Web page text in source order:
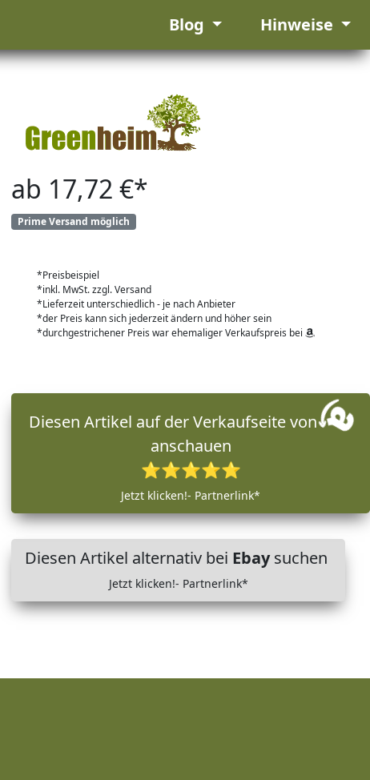
Blog Hinweise
ab 17,72 €*
Prime Versand möglich
*Preisbeispiel
*inkl. MwSt. zzgl. Versand
*Lieferzeit unterschiedlich - je nach Anbieter
*der Preis kann sich jederzeit ändern und höher sein
*durchgestrichener Preis war ehemaliger Verkaufspreis bei
Diesen Artikel auf der Verkaufseite von
anschauen
⭐⭐⭐⭐⭐
Jetzt klicken!- Partnerlink*
Diesen Artikel alternativ bei Ebaysuchen
Jetzt klicken!- Partnerlink*